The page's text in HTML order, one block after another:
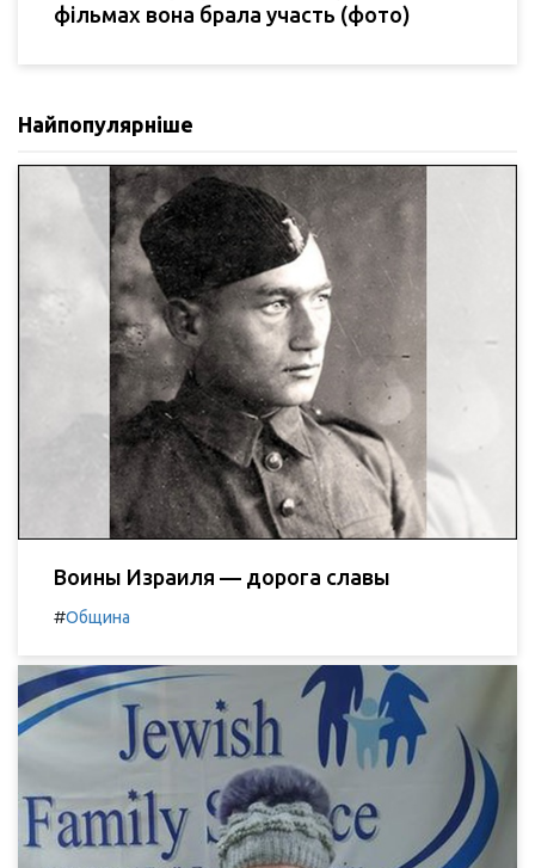
фільмах вона брала участь (фото)
Найпопулярніше
Воины Израиля — дорога славы
#Община